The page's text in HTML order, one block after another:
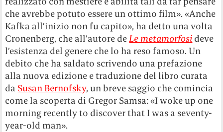
che avrebbe potuto essere un ottimo film». «Anche
Kafka all’inizio non fu capito», ha detto una volta
Cronenberg, che all’autore deLe metamorfosi deve
l’esistenza del genere che lo ha reso famoso. Un
debito che ha saldato scrivendo una prefazione
alla nuova edizione e traduzione del libro curata
da Susan Bernofsky, un breve saggio che comincia
come la scoperta di Gregor Samsa: «I woke up one
morning recently to discover that I was a seventy-
year-old man».